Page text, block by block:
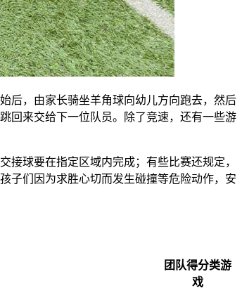
后，由家长骑坐羊角球向幼儿方向跑去，然后
回来交给下一位队员。除了竞速，还有一些游
接球要在指定区域内完成；有些比赛还规定，
子们因为求胜心切而发生碰撞等危险动作，安
团队得分类游
戏